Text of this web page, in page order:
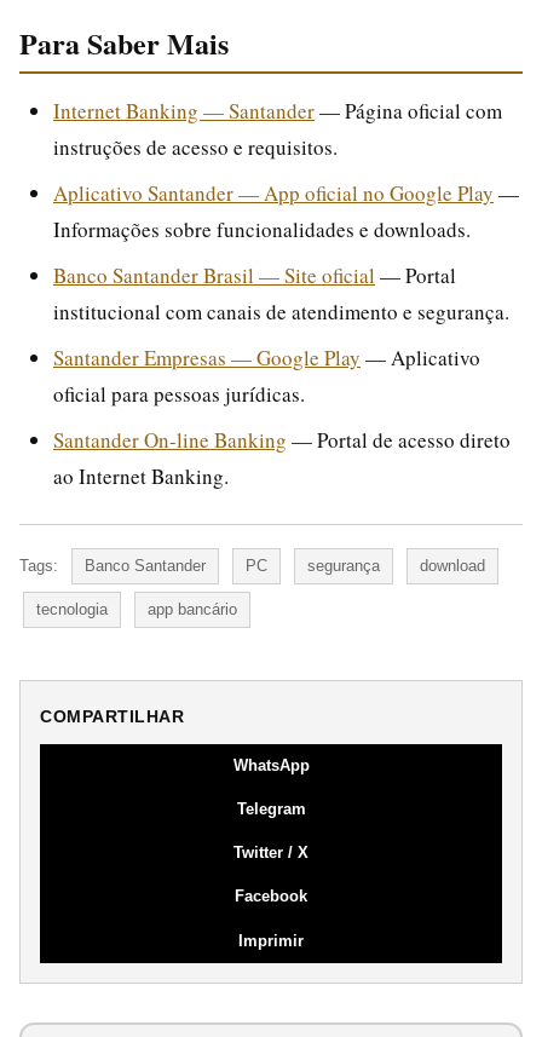
Para Saber Mais
Internet Banking — Santander— Página oficial com
instruções de acesso e requisitos.
Aplicativo Santander — App oficial no Google Play —
Informações sobre funcionalidades e downloads.
Banco Santander Brasil — Site oficial — Portal
institucional com canais de atendimento e segurança.
Santander Empresas — Google Play — Aplicativo
oficial para pessoas jurídicas.
Santander On-line Banking — Portal de acesso direto
ao Internet Banking.
Tags: Banco Santander PC segurança download
tecnologia app bancário
COMPARTILHAR
WhatsApp
Telegram
Twitter / X
Facebook
Imprimir